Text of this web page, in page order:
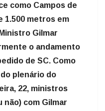
como Campos de
1.500 metros em
Gilmar
o andamento
de SC. Como
plenário do
22, ministros
não) com Gilmar